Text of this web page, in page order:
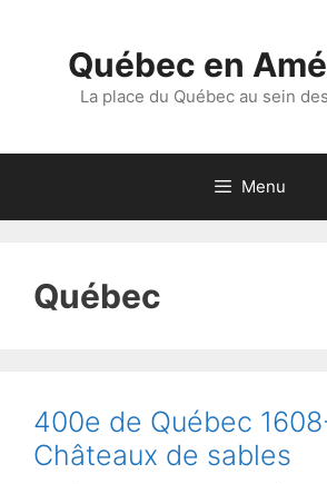
Québec en
La place du Québec au sein
Menu
Québec
400e de Québec
Châteaux de sables